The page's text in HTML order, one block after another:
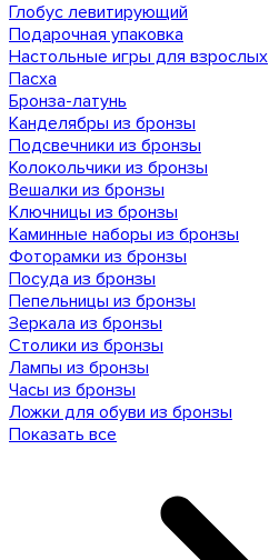
Глобус левитирующий
Подарочная упаковка
Настольные игры для взрослых
Пасха
Бронза-латунь
Канделябры из бронзы
Подсвечники из бронзы
Колокольчики из бронзы
Вешалки из бронзы
Ключницы из бронзы
Каминные наборы из бронзы
Фоторамки из бронзы
Посуда из бронзы
Пепельницы из бронзы
Зеркала из бронзы
Столики из бронзы
Лампы из бронзы
Часы из бронзы
Ложки для обуви из бронзы
Показать все